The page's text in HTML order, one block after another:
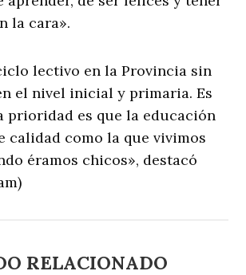
la cara».
lectivo en la Provincia sin
el nivel inicial y primaria. Es
prioridad es que la educación
calidad como la que vivimos
éramos chicos», destacó
RELACIONADO